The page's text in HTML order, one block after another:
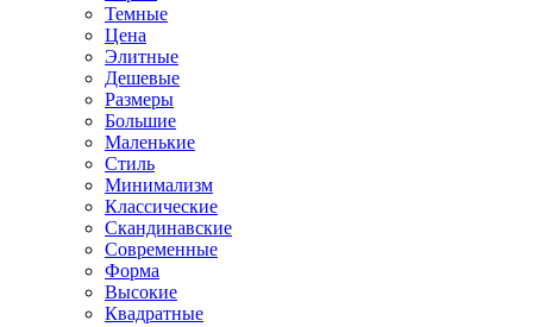
Темные
Цена
Элитные
Дешевые
Размеры
Большие
Маленькие
Стиль
Минимализм
Классические
Скандинавские
Современные
Форма
Высокие
Квадратные